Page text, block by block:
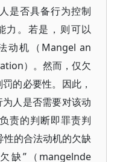
是否具备行为控制
力。若是，则可以
动机（Mangel an
）。然而，仅欠
的必要性。因此，
人是否需要对该动
责的判断即罪责判
性的合法动机的欠缺
缺”（mangelnde